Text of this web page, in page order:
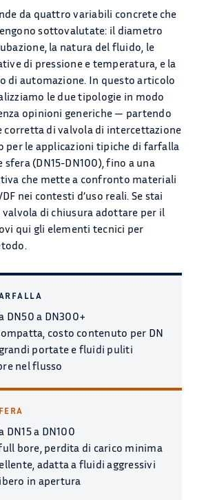
PRODOTTI
Chi Siamo
CONTATTACI
CATALOGO
da quattro variabili concrete che
sottovalutate: il diametro
la natura del fluido, le
di pressione e temperatura, e la
di automazione. In questo articolo
le due tipologie in modo
opinioni generiche — partendo
corretta di valvola di intercettazione
per le applicazioni tipiche di farfalla
sfera (DN15-DN100), fino a una
che mette a confronto materiali
nei contesti d’uso reali. Se stai
di chiusura adottare per il
qui gli elementi tecnici per
DN50 a DN300+
costo contenuto per DN
portate e fluidi puliti
nel flusso
DN15 a DN100
bore, perdita di carico minima
adatta a fluidi aggressivi
in apertura